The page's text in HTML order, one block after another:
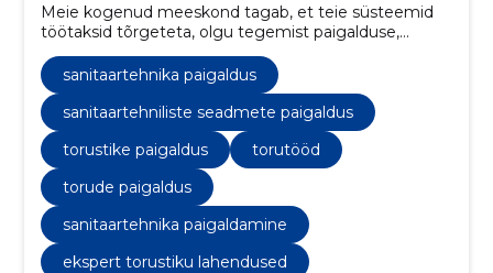
Meie kogenud meeskond tagab, et teie süsteemid
töötaksid tõrgeteta, olgu tegemist paigalduse,
sanitaartehnika paigaldus
sanitaartehniliste seadmete paigaldus
torustike paigaldus
torutööd
torude paigaldus
sanitaartehnika paigaldamine
ekspert torustiku lahendused